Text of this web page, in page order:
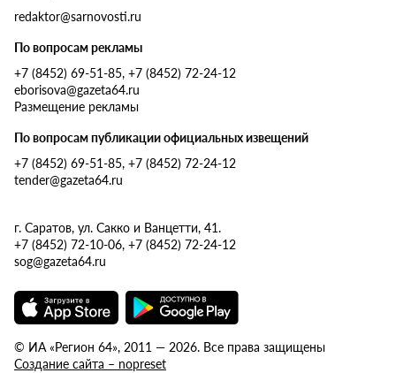
redaktor@sarnovosti.ru
По вопросам рекламы
+7 (8452) 69-51-85, +7 (8452) 72-24-12
eborisova@gazeta64.ru
Размещение рекламы
По вопросам публикации официальных извещений
+7 (8452) 69-51-85, +7 (8452) 72-24-12
tender@gazeta64.ru
г. Саратов, ул. Сакко и Ванцетти, 41.
+7 (8452) 72-10-06, +7 (8452) 72-24-12
sog@gazeta64.ru
© ИА «Регион 64», 2011 — 2026. Все права защищены
Создание сайта – nopreset